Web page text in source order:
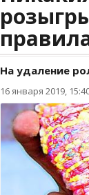
На удаление
16 января 2019,